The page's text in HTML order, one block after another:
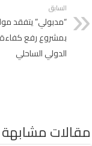
السابق
“مدبولي” يتفقد
بمشروع رفع كفاءة
الدولي الساحلي
مقالات مشابهة